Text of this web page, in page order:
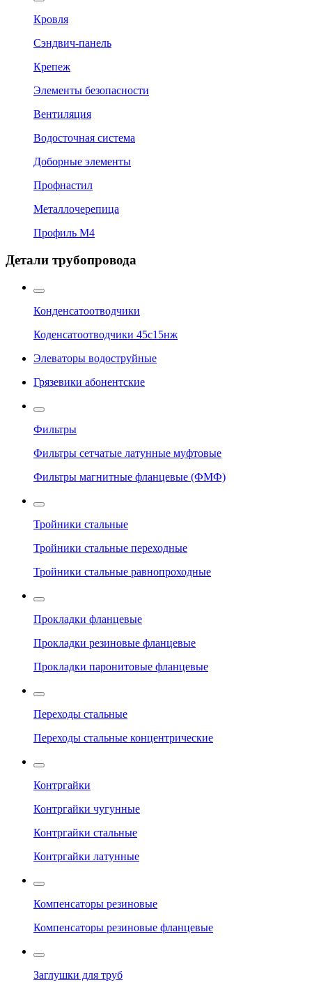
Кровля
Сэндвич-панель
Крепеж
Элементы безопасности
Вентиляция
Водосточная система
Доборные элементы
Профнастил
Металлочерепица
Профиль М4
Детали трубопровода
Конденсатоотводчики
Коденсатоотводчики 45с15нж
Элеваторы водоструйные
Грязевики абонентские
Фильтры
Фильтры сетчатые латунные муфтовые
Фильтры магнитные фланцевые (ФМФ)
Тройники стальные
Тройники стальные переходные
Тройники стальные равнопроходные
Прокладки фланцевые
Прокладки резиновые фланцевые
Прокладки паронитовые фланцевые
Переходы стальные
Переходы стальные концентрические
Контргайки
Контргайки чугунные
Контргайки стальные
Контргайки латунные
Компенсаторы резиновые
Компенсаторы резиновые фланцевые
Заглушки для труб